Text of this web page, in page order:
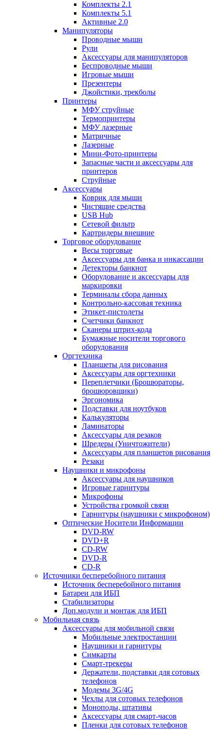
Комплекты 2.1
Комплекты 5.1
Активные 2.0
Манипуляторы
Проводные мыши
Рули
Аксессуары для манипуляторов
Беспроводные мыши
Игровые мыши
Презентеры
Джойстики, трекболы
Принтеры
МФУ струйные
Термопринтеры
МФУ лазерные
Матричные
Лазерные
Мини-Фото-принтеры
Запасные части и аксессуары для
принтеров
Струйные
Аксессуары
Коврик для мыши
Чистящие средства
USB Hub
Сетевой фильтр
Картридеры внешние
Торговое оборудование
Весы торговые
Аксессуары для банка и инкассации
Детекторы банкнот
Оборудование и аксессуары для
маркировки
Терминалы сбора данных
Контрольно-кассовая техника
Этикет-пистолеты
Счетчики банкнот
Сканеры штрих-кода
Бумажные носители торгового
оборудования
Оргтехника
Планшеты для рисования
Аксессуары для оргтехники
Переплетчики (Брошюраторы,
брошюровщики)
Эргономика
Подставки для ноутбуков
Калькуляторы
Ламинаторы
Аксессуары для резаков
Шредеры (Уничтожители)
Аксессуары для планшетов рисования
Резаки
Наушники и микрофоны
Аксессуары для наушников
Игровые гарнитуры
Микрофоны
Устройства громкой связи
Гарнитуры (наушники с микрофоном)
Оптические Носители Информации
DVD-RW
DVD+R
CD-RW
DVD-R
CD-R
Источники бесперебойного питания
Источник бесперебойного питания
Батареи для ИБП
Стабилизаторы
Доп.модули и монтаж для ИБП
Мобильная связь
Аксессуары для мобильной связи
Мобильные электростанции
Наушники и гарнитуры
Симкарты
Смарт-трекеры
Держатели, подставки для сотовых
телефонов
Модемы 3G/4G
Чехлы для сотовых телефонов
Моноподы, штативы
Аксессуары для смарт-часов
Пленки для сотовых телефонов